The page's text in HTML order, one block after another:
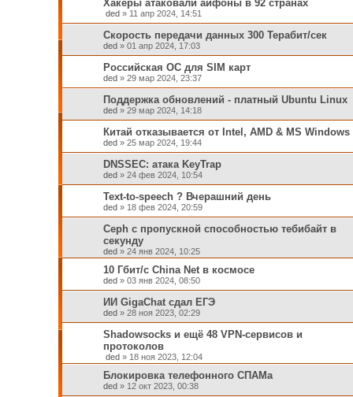
Хакеры атаковали айфоны в 92 странах
ded » 11 апр 2024, 14:51
Скорость передачи данных 300 Терабит/сек
ded » 01 апр 2024, 17:03
Российская ОС для SIM карт
ded » 29 мар 2024, 23:37
Поддержка обновлений - платный Ubuntu Linux
ded » 29 мар 2024, 14:18
Китай отказывается от Intel, AMD & MS Windows
ded » 25 мар 2024, 19:44
DNSSEC: атака KeyTrap
ded » 24 фев 2024, 10:54
Text-to-speech ? Вчерашний день
ded » 18 фев 2024, 20:59
Ceph c пропускной способностью тебибайт в
секунду
ded » 24 янв 2024, 10:25
10 Гбит/с China Net в космосе
ded » 03 янв 2024, 08:50
ИИ GigaChat сдал ЕГЭ
ded » 28 ноя 2023, 02:29
Shadowsocks и ещё 48 VPN-сервисов и
протоколов
ded » 18 ноя 2023, 12:04
Блокировка телефонного СПАМа
ded » 12 окт 2023, 00:38